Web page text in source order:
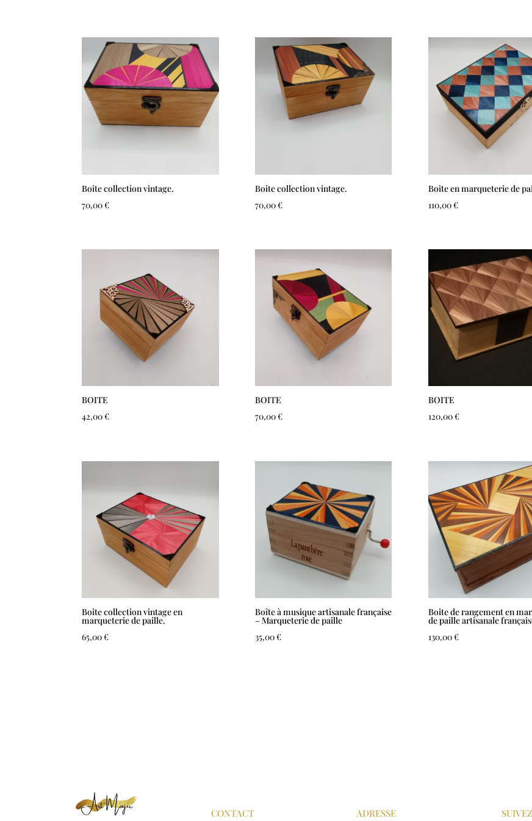
Boite collection vintage.
70,00€
Boite collection vintage.
70,00€
Boite en marqueterie de
110,00€
BOITE
42,00€
BOITE
70,00€
BOITE
120,00€
Boite collection vintage en
marqueterie de paille.
65,00€
Boîte à musique artisanale française
– Marqueterie de paille
35,00€
Boite de rangement en
de paille artisanale
130,00€
CONTACT ADRESSE